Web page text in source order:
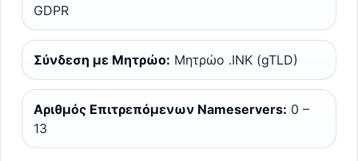
GDPR
Σύνδεση με Μητρώο: Μητρώο .INK (gTLD)
Αριθμός Επιτρεπόμενων Nameservers: 0 –
13